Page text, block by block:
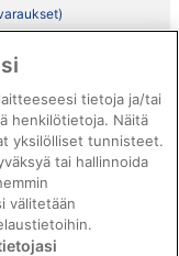
tietoja ja/tai
henkilötietoja. Näitä
yksilölliset tunnisteet.
tai hallinnoida
välitetään